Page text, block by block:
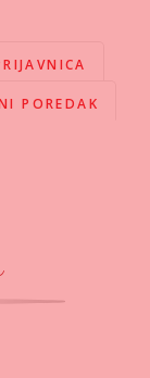
POREDAK